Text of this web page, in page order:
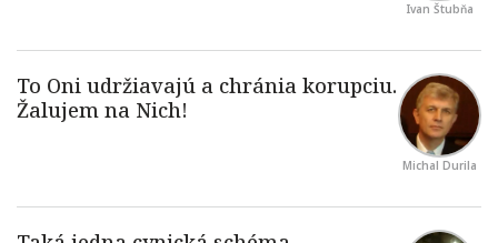
Ivan Štubňa
Michal Durila